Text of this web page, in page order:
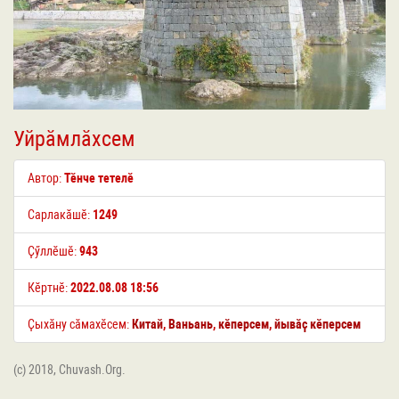
Уйрӑмлӑхсем
Автор:Тӗнче тетелӗ
Сарлакӑшӗ: 1249
Ҫӳллӗшӗ:943
Кӗртнӗ:2022.08.08 18:56
Ҫыхӑну сӑмахӗсем:Китай,Ваньань,кӗперсем,йывӑҫ кӗперсем
(c) 2018, Chuvash.Org.